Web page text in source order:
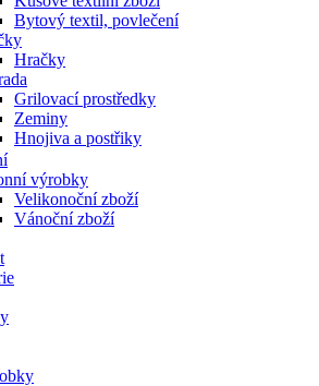
Bytový textil, povlečení
Hračky
Grilovací prostředky
Zeminy
Hnojiva a postřiky
výrobky
Velikonoční zboží
Vánoční zboží